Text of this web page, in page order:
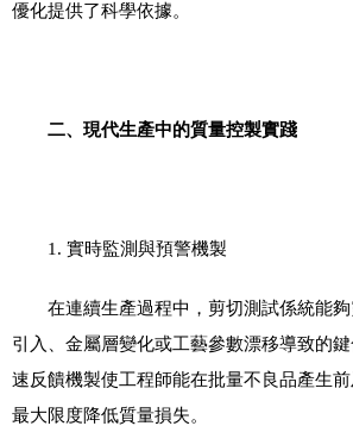
優化提供了科學依據。
二、現代生產中的質量控製實踐
1. 實時監測與預警機製
在連續生產過程中，剪切測試係統能
引入、金屬層變化或工藝參數漂移導致的
速反饋機製使工程師能在批量不良品產生前
最大限度降低質量損失。